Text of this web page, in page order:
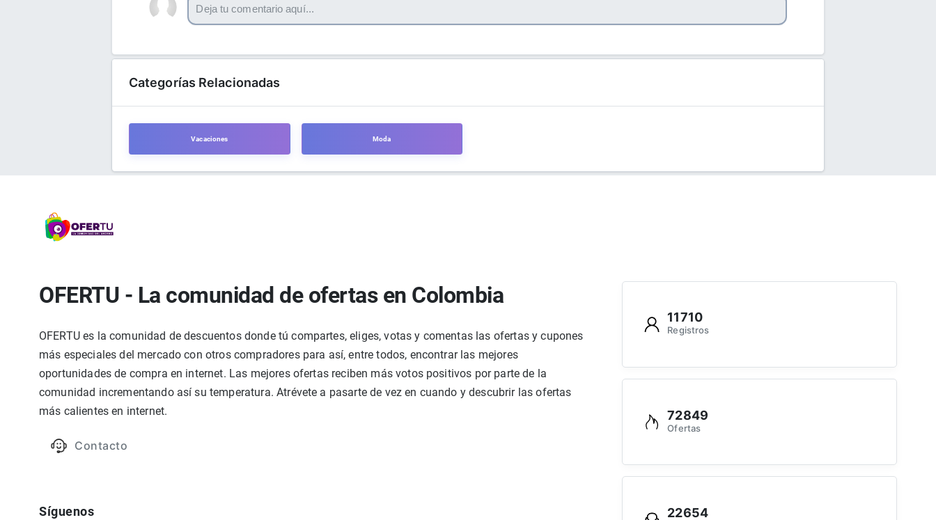
Categorías Relacionadas
Vacaciones Moda
OFERTU - La comunidad de ofertas en Colombia
OFERTU es la comunidad de descuentos donde tú compartes, eliges, votas y comentas las ofertas y cupones
más especiales del mercado con otros compradores para así, entre todos, encontrar las mejores
oportunidades de compra en internet. Las mejores ofertas reciben más votos positivos por parte de la
comunidad incrementando así su temperatura. Atrévete a pasarte de vez en cuando y descubrir las ofertas
más calientes en internet.
Contacto
Síguenos
11710
Registros
72849
Ofertas
22654